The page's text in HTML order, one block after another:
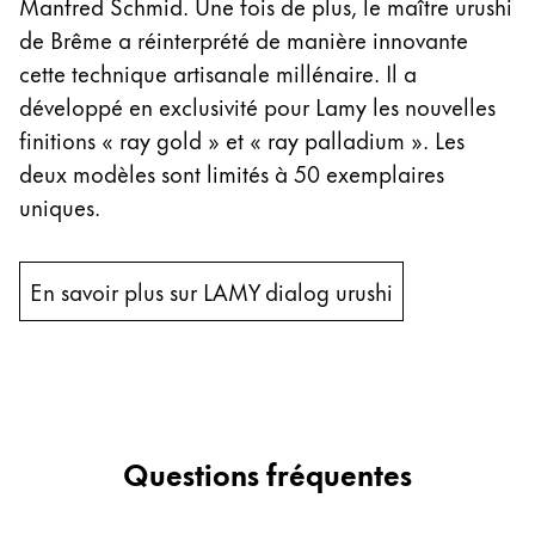
de Brême a réinterprété de manière innovante
cette technique artisanale millénaire. Il a
développé en exclusivité pour Lamy les nouvelles
finitions « ray gold » et « ray palladium ». Les
deux modèles sont limités à 50 exemplaires
uniques.
En savoir plus sur LAMY dialog urushi
Questions fréquentes